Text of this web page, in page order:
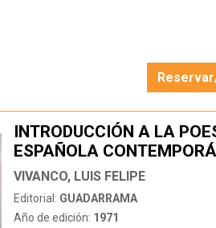
INTRODUCCIÓN A LA
ESPAÑOLA
TOMOS)
VIVANCO, LUIS FELIPE
Editorial: GUADARRAMA
Año de edición: 1971